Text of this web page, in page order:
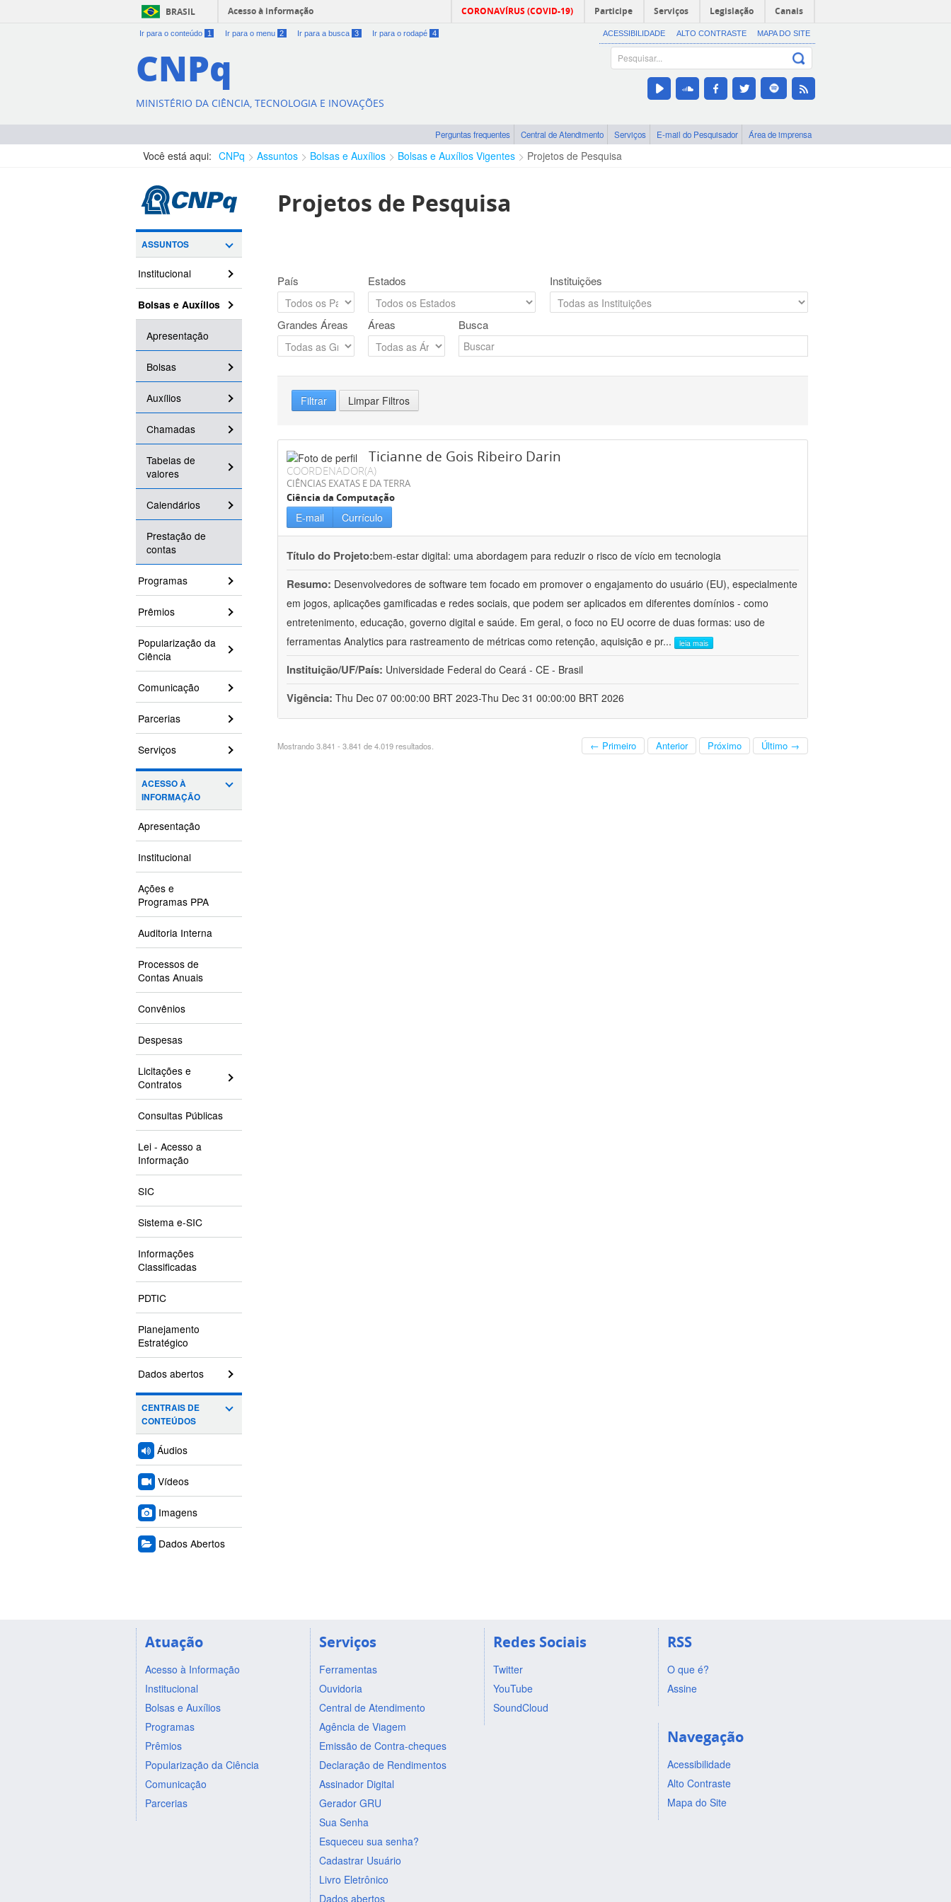
BRASIL Acesso à informação CORONAVÍRUS (COVID-19) Participe Serviços Legislação Canais
Ir para o conteúdo 1 Ir para o menu 2 Ir para a busca 3 Ir para o rodapé 4 ACESSIBILIDADE ALTO CONTRASTE MAPA DO SITE
CNPq
MINISTÉRIO DA CIÊNCIA, TECNOLOGIA E INOVAÇÕES
Perguntas frequentes Central de Atendimento Serviços E-mail do Pesquisador Área de imprensa
Você está aqui: CNPq Assuntos Bolsas e Auxílios Bolsas e Auxílios Vigentes Projetos de Pesquisa
ASSUNTOS
Institucional
Bolsas e Auxílios
Apresentação
Bolsas
Auxílios
Chamadas
Tabelas de
valores
Calendários
Prestação de
contas
Programas
Prêmios
Popularização da
Ciência
Comunicação
Parcerias
Serviços
ACESSO À
INFORMAÇÃO
Apresentação
Institucional
Ações e
Programas PPA
Auditoria Interna
Processos de
Contas Anuais
Convênios
Despesas
Licitações e
Contratos
Consultas Públicas
Lei - Acesso a
Informação
SIC
Sistema e-SIC
Informações
Classificadas
PDTIC
Planejamento
Estratégico
Dados abertos
CENTRAIS DE
CONTEÚDOS
Áudios
Vídeos
Imagens
Dados Abertos
Projetos de Pesquisa
País Estados Instituições
Grandes Áreas Áreas Busca
Filtrar Limpar Filtros
Ticianne de Gois Ribeiro Darin
COORDENADOR(A)
CIÊNCIAS EXATAS E DA TERRA
Ciência da Computação
E-mail Currículo
Título do Projeto:bem-estar digital: uma abordagem para reduzir o risco de vício em tecnologia
Resumo: Desenvolvedores de software tem focado em promover o engajamento do usuário (EU), especialmente
em jogos, aplicações gamificadas e redes sociais, que podem ser aplicados em diferentes domínios - como
entretenimento, educação, governo digital e saúde. Em geral, o foco no EU ocorre de duas formas: uso de
ferramentas Analytics para rastreamento de métricas como retenção, aquisição e pr... leia mais
Instituição/UF/País: Universidade Federal do Ceará - CE - Brasil
Vigência: Thu Dec 07 00:00:00 BRT 2023-Thu Dec 31 00:00:00 BRT 2026
Mostrando 3.841 - 3.841 de 4.019 resultados. ← Primeiro Anterior Próximo Último →
Atuação
Acesso à Informação
Institucional
Bolsas e Auxílios
Programas
Prêmios
Popularização da Ciência
Comunicação
Parcerias
Serviços
Ferramentas
Ouvidoria
Central de Atendimento
Agência de Viagem
Emissão de Contra-cheques
Declaração de Rendimentos
Assinador Digital
Gerador GRU
Sua Senha
Esqueceu sua senha?
Cadastrar Usuário
Livro Eletrônico
Dados abertos
Redes Sociais
Twitter
YouTube
SoundCloud
RSS
O que é?
Assine
Navegação
Acessibilidade
Alto Contraste
Mapa do Site